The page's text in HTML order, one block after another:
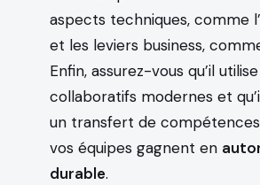
aspects techniques, comme
et les leviers business,
Enfin, assurez-vous qu’il
collaboratifs modernes et
un transfert de
vos équipes gagnent en
durable.